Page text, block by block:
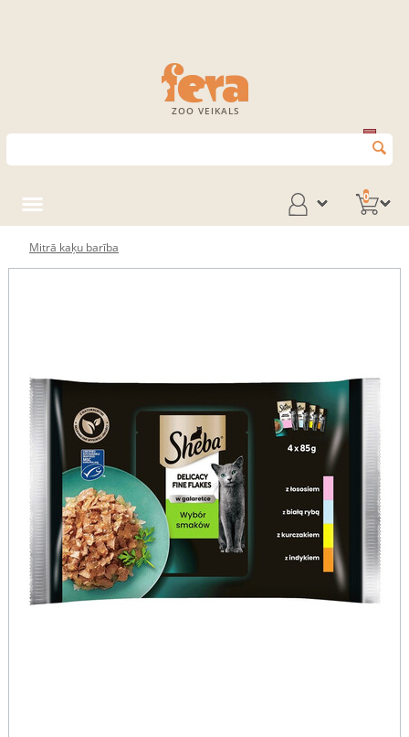
ZOO VEIKALS
0
Mitrā kaķu barība